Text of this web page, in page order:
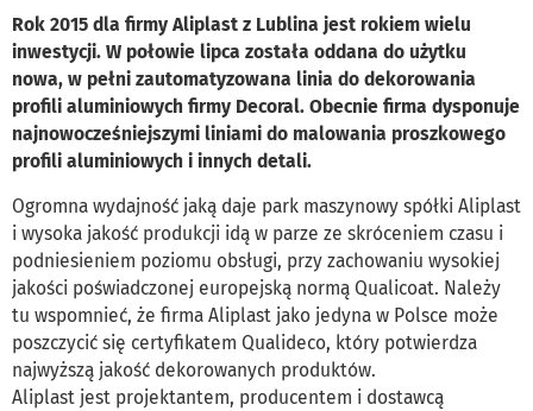
Rok 2015 dla firmy Aliplast z Lublina jest rokiem wielu
inwestycji. W połowie lipca została oddana do użytku
nowa, w pełni zautomatyzowana linia do dekorowania
profili aluminiowych firmy Decoral. Obecnie firma dysponuje
najnowocześniejszymi liniami do malowania proszkowego
profili aluminiowych i innych detali.
Ogromna wydajność jaką daje park maszynowy spółki Aliplast
i wysoka jakość produkcji idą w parze ze skróceniem czasu i
podniesieniem poziomu obsługi, przy zachowaniu wysokiej
jakości poświadczonej europejską normą Qualicoat. Należy
tu wspomnieć, że firma Aliplast jako jedyna w Polsce może
poszczycić się certyfikatem Qualideco, który potwierdza
najwyższą jakość dekorowanych produktów.
Aliplast jest projektantem, producentem i dostawcą